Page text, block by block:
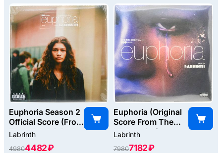
Euphoria Season 2
Official Score (From
The HBO Original
Labrinth
49804482 ₽
Euphoria (Original
Score From The
HBO Series)
Labrinth
79807182 ₽